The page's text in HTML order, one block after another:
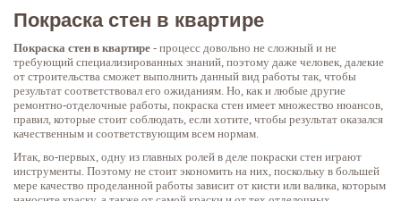
Покраска стен в квартире
Покраска стен в квартире - процесс довольно не сложный и не
требующий специализированных знаний, поэтому даже человек, далекие
от строительства сможет выполнить данный вид работы так, чтобы
результат соответствовал его ожиданиям. Но, как и любые другие
ремонтно-отделочные работы, покраска стен имеет множество нюансов,
правил, которые стоит соблюдать, если хотите, чтобы результат оказался
качественным и соответствующим всем нормам.
Итак, во-первых, одну из главных ролей в деле покраски стен играют
инструменты. Поэтому не стоит экономить на них, поскольку в большей
мере качество проделанной работы зависит от кисти или валика, которым